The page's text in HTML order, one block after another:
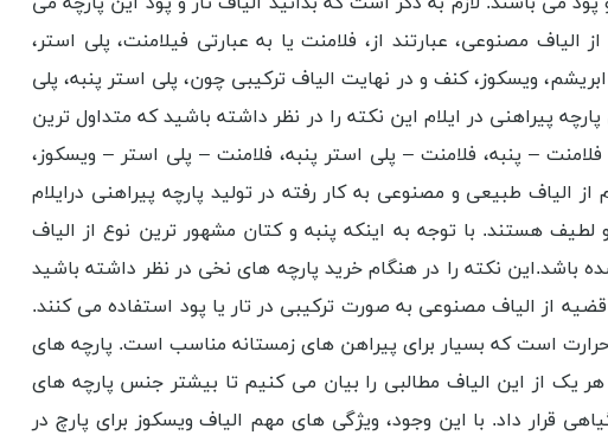
مصنوعی، عبارتند از، فلامنت یا به عبارتی فیلامنت، پلی استر،
ویسکوز، کنف و در نهایت الیاف ترکیبی چون، پلی استر پنبه، پلی
پیراهنی در ایلام این نکته را در نظر داشته باشید که متداول ترین
– پنبه، فلامنت – پلی استر پنبه، فلامنت – پلی استر – ویسکوز،
طبیعی و مصنوعی به کار رفته در تولید پارچه پیراهنی درایلام
هستند. با توجه به اینکه پنبه و کتان مشهور ترین نوع از الیاف
باشد.این نکته را در هنگام خرید پارچه های نخی در نظر داشته باشید
از الیاف مصنوعی به صورت ترکیبی در تار یا پود استفاده می کنند.
است که بسیار برای پیراهن های زمستانه مناسب است. پارچه های
هر یک از این الیاف مطالبی را بیان می کنیم تا بیشتر جنس پارچه های
قرار داد. با این وجود، ویژگی های مهم الیاف ویسکوز برای پارچ در